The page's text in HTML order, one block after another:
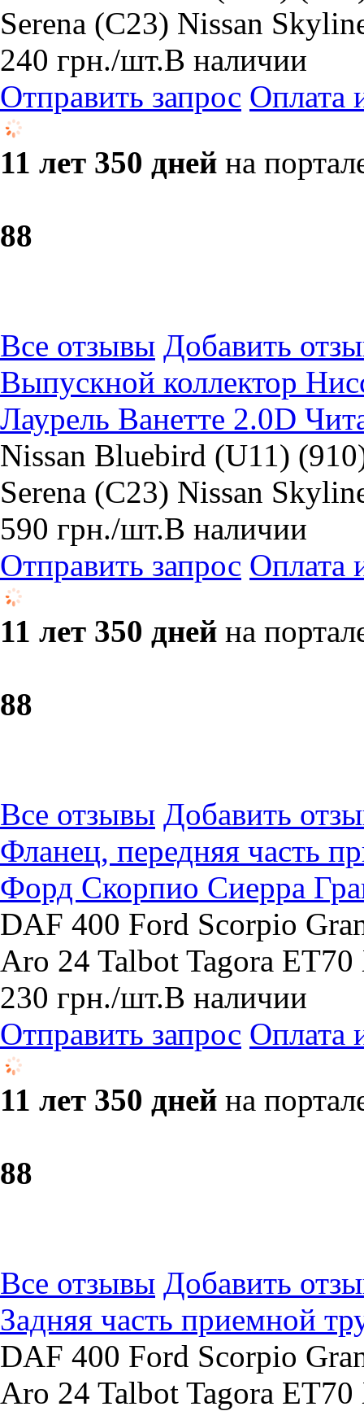
Serena (C23) Nissan
240 грн./шт.В наличии
Отправить запрос Оплата
11 лет 350 дней на
88
Все отзывы Добавить
Выпускной коллектор
Лаурель Ванетте 2.0D
Nissan Bluebird (U11)
Serena (C23) Nissan
590 грн./шт.В наличии
Отправить запрос Оплата
11 лет 350 дней на
88
Все отзывы Добавить
Фланец, передняя часть
Форд Скорпио Сиерра
DAF 400 Ford Scorpio
Aro 24 Talbot Tagora
230 грн./шт.В наличии
Отправить запрос Оплата
11 лет 350 дней на
88
Все отзывы Добавить
Задняя часть приемной
DAF 400 Ford Scorpio
Aro 24 Talbot Tagora